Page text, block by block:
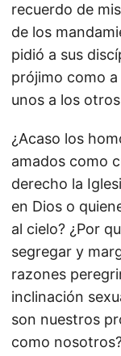
recuerdo de
de los
pidió a sus
prójimo como a
unos a los
¿Acaso los
amados como
derecho la
en Dios o
al cielo? ¿Por
segregar y
razones
inclinación
son nuestros
como